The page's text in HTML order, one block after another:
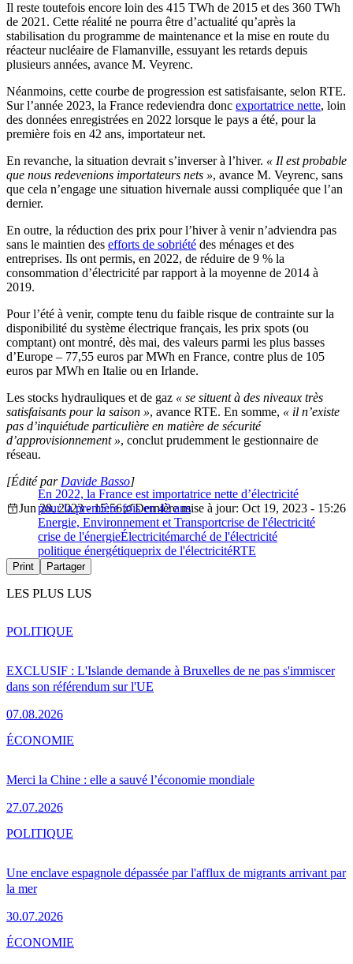
Il reste toutefois encore loin des 415 TWh de 2015 et des 360 TWh
de 2021. Cette réalité ne pourra être d’actualité qu’après la
stabilisation du programme de maintenance et la mise en route du
réacteur nucléaire de Flamanville, essuyant les retards depuis
plusieurs années, avance M. Veyrenc.
Néanmoins, cette courbe de progression est satisfaisante, selon RTE.
Sur l’année 2023, la France redeviendra donc exportatrice nette, loin
des données enregistrées en 2022 lorsque le pays a été, pour la
première fois en 42 ans, importateur net.
En revanche, la situation devrait s’inverser à l’hiver. « Il est probable
que nous redevenions importateurs nets », avance M. Veyrenc, sans
que cela n’engage une situation hivernale aussi compliquée que l’an
dernier.
En outre, la réduction des prix pour l’hiver à venir n’adviendra pas
sans le maintien des efforts de sobriété des ménages et des
entreprises. Ils ont permis, en 2022, de réduire de 9 % la
consommation d’électricité par rapport à la moyenne de 2014 à
2019.
Pour l’été à venir, compte tenu du faible risque de contrainte sur la
disponibilité du système électrique français, les prix spots (ou
comptant) ont montré, dès mai, des valeurs parmi les plus basses
d’Europe – 77,55 euros par MWh en France, contre plus de 105
euros par MWh en Italie ou en Irlande.
Les stocks hydrauliques et de gaz « se situent à des niveaux très
satisfaisants pour la saison », avance RTE. En somme, « il n’existe
pas d’inquiétude particulière en matière de sécurité
d’approvisionnement », conclut prudemment le gestionnaire de
réseau.
En 2022, la France est importatrice nette d’électricité
pour la première fois en 42 ans
[Édité par Davide Basso]
Jun 28, 2023 - 15:56
Dernière mise à jour: Oct 19, 2023 - 15:26
Energie, Environnement et Transportcrise de l'électricité
crise de l'énergieÉlectricitémarché de l'électricité
politique énergétiqueprix de l'électricitéRTE
Print Partager
LES PLUS LUS
EXCLUSIF : L'Islande demande à Bruxelles de ne pas s'immiscer
dans son référendum sur l'UE
07.08.2026
POLITIQUE
Merci la Chine : elle a sauvé l’économie mondiale
27.07.2026
ÉCONOMIE
Une enclave espagnole dépassée par l'afflux de migrants arrivant par
la mer
30.07.2026
POLITIQUE
ÉCONOMIE